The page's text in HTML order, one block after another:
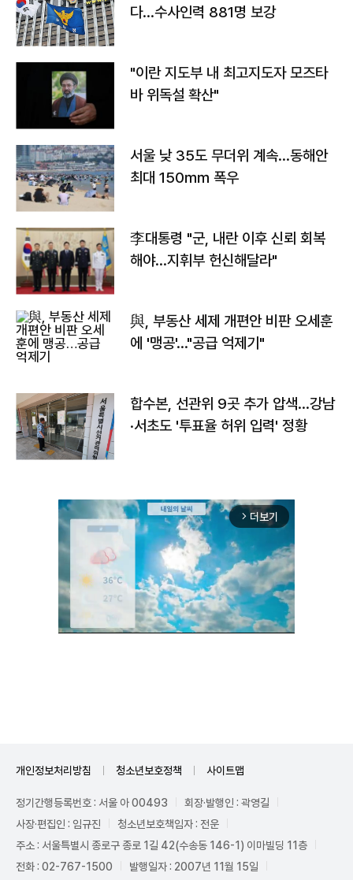
다…수사인력 881명 보강
"이란 지도부 내 최고지도자 모즈타
바 위독설 확산"
서울 낮 35도 무더위 계속…동해안
최대 150㎜ 폭우
李대통령 "군, 내란 이후 신뢰 회복
해야…지휘부 헌신해달라"
與, 부동산 세제 개편안 비판 오세훈
에 '맹공'…"공급 억제기"
합수본, 선관위 9곳 추가 압색…강남
·서초도 '투표율 허위 입력' 정황
arrow_forward_ios 더보기
개인정보처리방침 청소년보호정책 사이트맵
정기간행등록번호 : 서울 아 00493
회장·발행인 : 곽영길
사장·편집인 : 임규진
청소년보호책임자 : 전운
주소 : 서울특별시 종로구 종로 1길 42(수송동 146-1) 이마빌딩 11층
전화 : 02-767-1500
발행일자 : 2007년 11월 15일